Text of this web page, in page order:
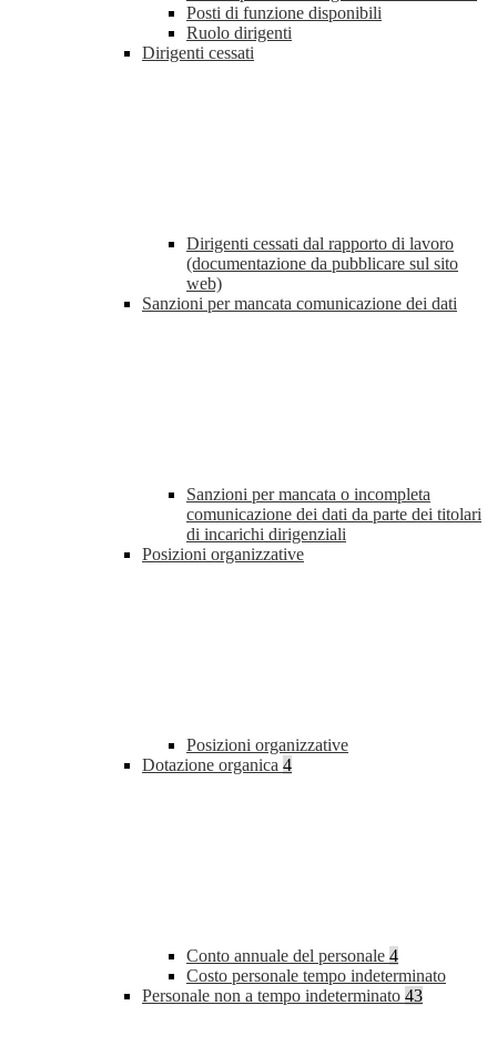
Posti di funzione disponibili
Ruolo dirigenti
Dirigenti cessati
Dirigenti cessati dal rapporto di lavoro
(documentazione da pubblicare sul sito
web)
Sanzioni per mancata comunicazione dei dati
Sanzioni per mancata o incompleta
comunicazione dei dati da parte dei titolari
di incarichi dirigenziali
Posizioni organizzative
Posizioni organizzative
Dotazione organica 4
Conto annuale del personale 4
Costo personale tempo indeterminato
Personale non a tempo indeterminato 43